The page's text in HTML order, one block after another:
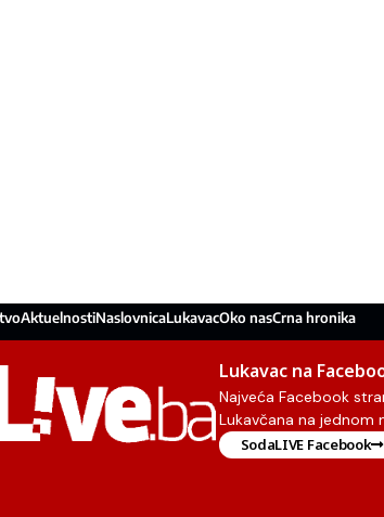
AktuelnostiNaslovnicaLukavacOko nasCrna hronika
Lukavac na
Najveća Facebook
Lukavčana na jednom
SodaLIVE Facebook